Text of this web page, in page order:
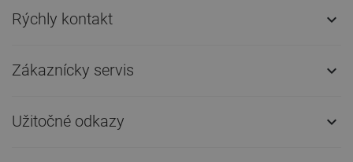
Rýchly kontakt 
Zákaznícky servis 
Užitočné odkazy 